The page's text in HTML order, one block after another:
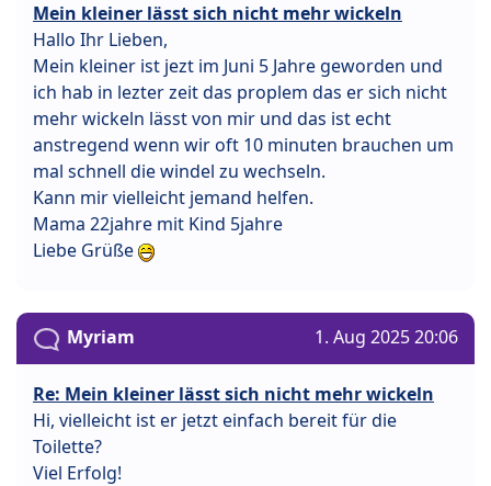
Mein kleiner lässt sich nicht mehr wickeln
Hallo Ihr Lieben,
Mein kleiner ist jezt im Juni 5 Jahre geworden und
ich hab in lezter zeit das proplem das er sich nicht
mehr wickeln lässt von mir und das ist echt
anstregend wenn wir oft 10 minuten brauchen um
mal schnell die windel zu wechseln.
Kann mir vielleicht jemand helfen.
Mama 22jahre mit Kind 5jahre
Liebe Grüße
Myriam 1. Aug 2025 20:06
Re: Mein kleiner lässt sich nicht mehr wickeln
Hi, vielleicht ist er jetzt einfach bereit für die
Toilette?
Viel Erfolg!